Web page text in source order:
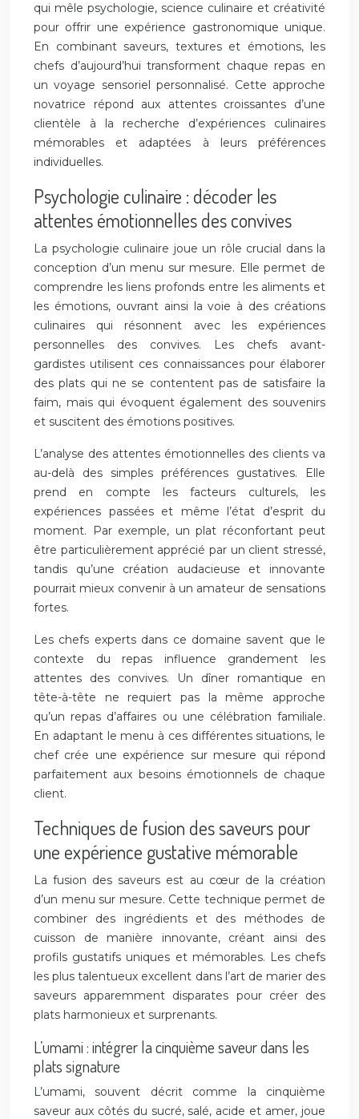
qui mêle psychologie, science culinaire et créativité
pour offrir une expérience gastronomique unique.
En combinant saveurs, textures et émotions, les
chefs d’aujourd’hui transforment chaque repas en
un voyage sensoriel personnalisé. Cette approche
novatrice répond aux attentes croissantes d’une
clientèle à la recherche d’expériences culinaires
mémorables et adaptées à leurs préférences
individuelles.
Psychologie culinaire : décoder les
attentes émotionnelles des convives
La psychologie culinaire joue un rôle crucial dans la
conception d’un menu sur mesure. Elle permet de
comprendre les liens profonds entre les aliments et
les émotions, ouvrant ainsi la voie à des créations
culinaires qui résonnent avec les expériences
personnelles des convives. Les chefs avant-
gardistes utilisent ces connaissances pour élaborer
des plats qui ne se contentent pas de satisfaire la
faim, mais qui évoquent également des souvenirs
et suscitent des émotions positives.
L’analyse des attentes émotionnelles des clients va
au-delà des simples préférences gustatives. Elle
prend en compte les facteurs culturels, les
expériences passées et même l’état d’esprit du
moment. Par exemple, un plat réconfortant peut
être particulièrement apprécié par un client stressé,
tandis qu’une création audacieuse et innovante
pourrait mieux convenir à un amateur de sensations
fortes.
Les chefs experts dans ce domaine savent que le
contexte du repas influence grandement les
attentes des convives. Un dîner romantique en
tête-à-tête ne requiert pas la même approche
qu’un repas d’affaires ou une célébration familiale.
En adaptant le menu à ces différentes situations, le
chef crée une expérience sur mesure qui répond
parfaitement aux besoins émotionnels de chaque
client.
Techniques de fusion des saveurs pour
une expérience gustative mémorable
La fusion des saveurs est au cœur de la création
d’un menu sur mesure. Cette technique permet de
combiner des ingrédients et des méthodes de
cuisson de manière innovante, créant ainsi des
profils gustatifs uniques et mémorables. Les chefs
les plus talentueux excellent dans l’art de marier des
saveurs apparemment disparates pour créer des
plats harmonieux et surprenants.
L’umami : intégrer la cinquième saveur dans les
plats signature
L’umami, souvent décrit comme la cinquième
saveur aux côtés du sucré, salé, acide et amer, joue